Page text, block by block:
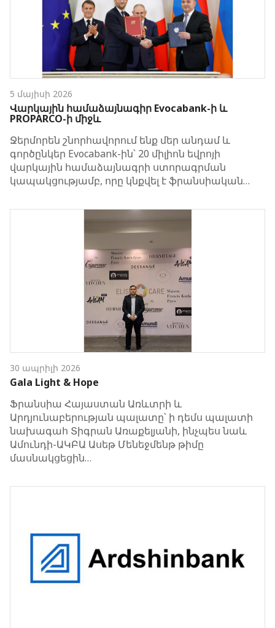
5 մայիսի 2026
Վարկային համաձայնագիր Evocabank-ի և
PROPARCO-ի միջև
Ջերմորեն շնորհավորում ենք մեր անդամ և
գործընկեր Evocabank-ին՝ 20 միլիոն եվրոյի
վարկային համաձայնագրի ստորագրման
կապակցությամբ, որը կնքվել է ֆրանսիական…
30 ապրիլի 2026
Gala Light & Hope
Ֆրանսիա Հայաստան Առևտրի և
Արդյունաբերության պալատը՝ ի դեմս պալատի
նախագահ Տիգրան Առաքելյանի, ինչպես նաև
Ամունդի-ԱԿԲԱ Ասեթ Մենեջմենթ թիմը
մասնակցեցին…